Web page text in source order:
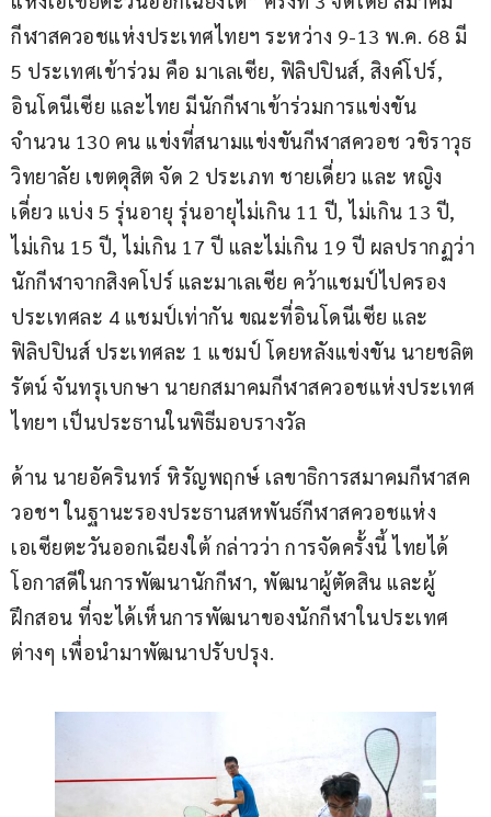
กีฬาสควอชแห่งประเทศไทยฯ ระหว่าง 9-13 พ.ค. 68 มี
5 ประเทศเข้าร่วม คือ มาเลเซีย, ฟิลิปปินส์, สิงค์โปร์,
อินโดนีเซีย และไทย มีนักกีฬาเข้าร่วมการแข่งขัน
จำนวน 130 คน แข่งที่สนามแข่งขันกีฬาสควอช วชิราวุธ
วิทยาลัย เขตดุสิต จัด 2 ประเภท ชายเดี่ยว และ หญิง
เดี่ยว แบ่ง 5 รุ่นอายุ รุ่นอายุไม่เกิน 11 ปี, ไม่เกิน 13 ปี,
ไม่เกิน 15 ปี, ไม่เกิน 17 ปี และไม่เกิน 19 ปี ผลปรากฏว่า
นักกีฬาจากสิงคโปร์ และมาเลเซีย คว้าแชมป์ไปครอง
ประเทศละ 4 แชมป์เท่ากัน ขณะที่อินโดนีเซีย และ
ฟิลิปปินส์ ประเทศละ 1 แชมป์ โดยหลังแข่งขัน นายชลิต
รัตน์ จันทรุเบกษา นายกสมาคมกีฬาสควอชแห่งประเทศ
ไทยฯ เป็นประธานในพิธีมอบรางวัล
ด้าน นายอัครินทร์ หิรัญพฤกษ์ เลขาธิการสมาคมกีฬาสค
วอชฯ ในฐานะรองประธานสหพันธ์กีฬาสควอชแห่ง
เอเซียตะวันออกเฉียงใต้ กล่าวว่า การจัดครั้งนี้ ไทยได้
โอกาสดีในการพัฒนานักกีฬา, พัฒนาผู้ตัดสิน และผู้
ฝึกสอน ที่จะได้เห็นการพัฒนาของนักกีฬาในประเทศ
ต่างๆ เพื่อนำมาพัฒนาปรับปรุง.